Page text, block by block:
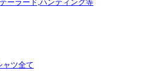
テーラード,ハンティング等
ャツ全て